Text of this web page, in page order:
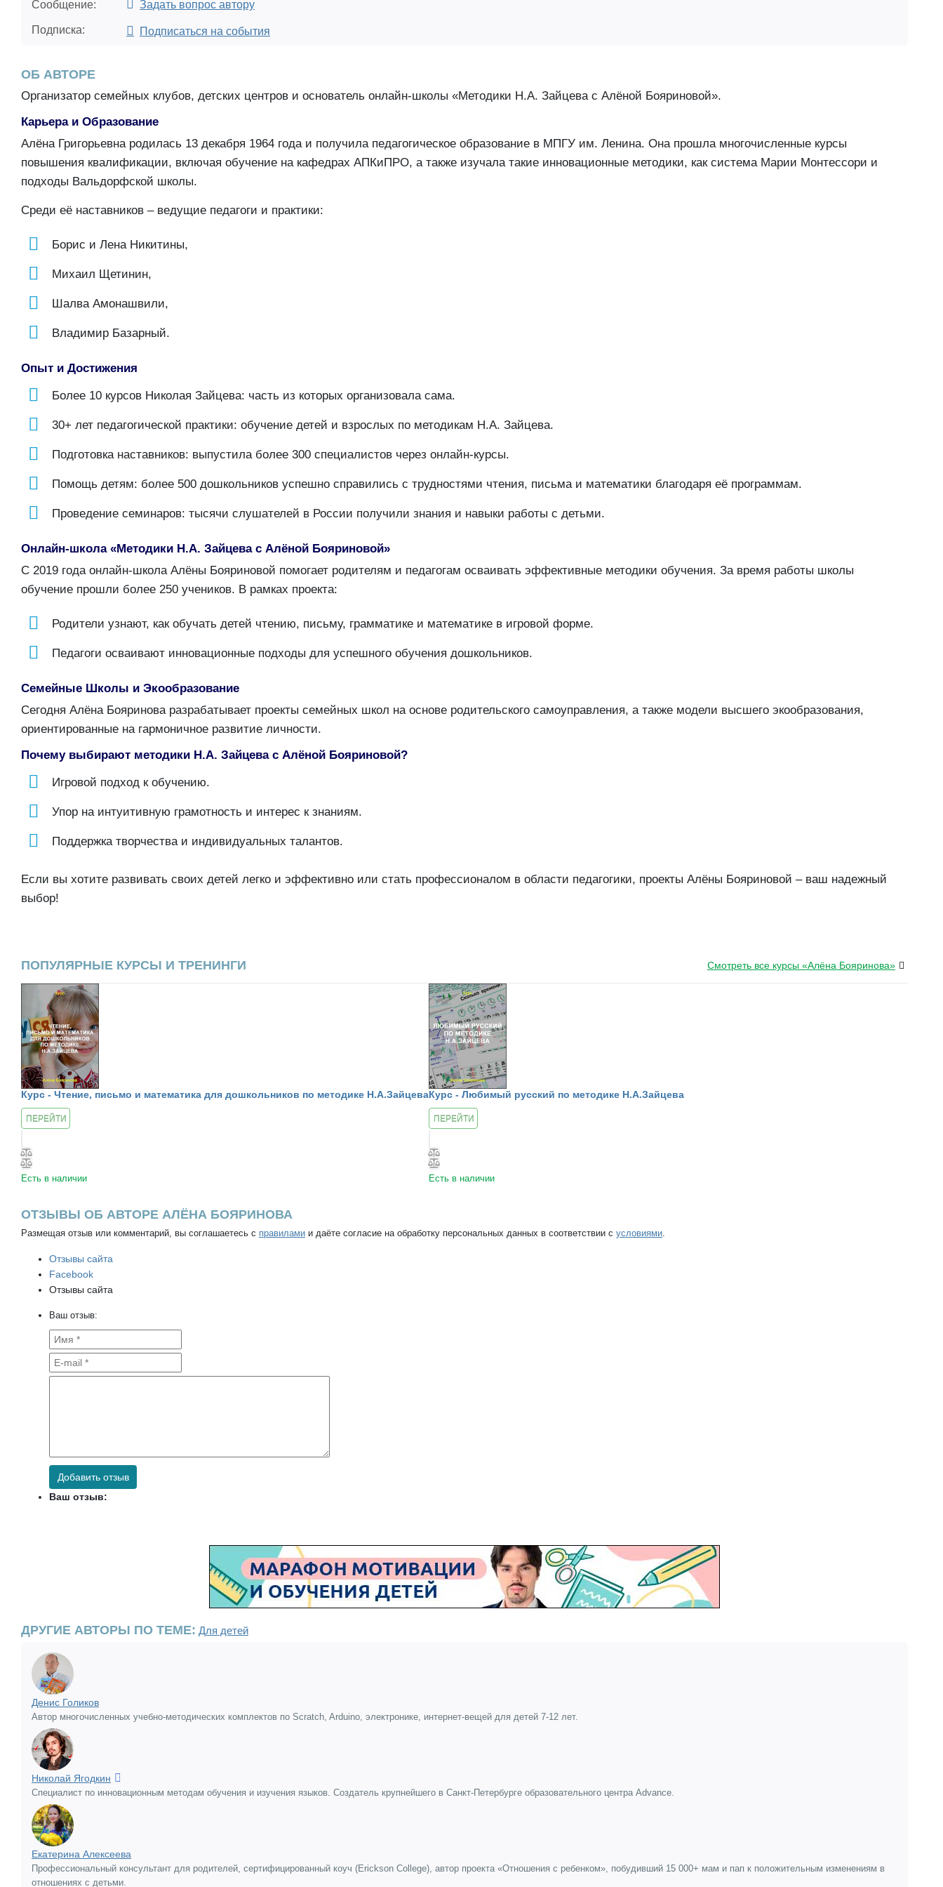
Сообщение: Задать вопрос автору
Подписка: Подписаться на события
ОБ АВТОРЕ
Организатор семейных клубов, детских центров и основатель онлайн-школы «Методики Н.А. Зайцева с Алёной Бояриновой».
Карьера и Образование
Алёна Григорьевна родилась 13 декабря 1964 года и получила педагогическое образование в МПГУ им. Ленина. Она прошла многочисленные курсы
повышения квалификации, включая обучение на кафедрах АПКиПРО, а также изучала такие инновационные методики, как система Марии Монтессори и
подходы Вальдорфской школы.
Среди её наставников – ведущие педагоги и практики:
Борис и Лена Никитины,
Михаил Щетинин,
Шалва Амонашвили,
Владимир Базарный.
Опыт и Достижения
Более 10 курсов Николая Зайцева: часть из которых организовала сама.
30+ лет педагогической практики: обучение детей и взрослых по методикам Н.А. Зайцева.
Подготовка наставников: выпустила более 300 специалистов через онлайн-курсы.
Помощь детям: более 500 дошкольников успешно справились с трудностями чтения, письма и математики благодаря её программам.
Проведение семинаров: тысячи слушателей в России получили знания и навыки работы с детьми.
Онлайн-школа «Методики Н.А. Зайцева с Алёной Бояриновой»
С 2019 года онлайн-школа Алёны Бояриновой помогает родителям и педагогам осваивать эффективные методики обучения. За время работы школы
обучение прошли более 250 учеников. В рамках проекта:
Родители узнают, как обучать детей чтению, письму, грамматике и математике в игровой форме.
Педагоги осваивают инновационные подходы для успешного обучения дошкольников.
Семейные Школы и Экообразование
Сегодня Алёна Бояринова разрабатывает проекты семейных школ на основе родительского самоуправления, а также модели высшего экообразования,
ориентированные на гармоничное развитие личности.
Почему выбирают методики Н.А. Зайцева с Алёной Бояриновой?
Игровой подход к обучению.
Упор на интуитивную грамотность и интерес к знаниям.
Поддержка творчества и индивидуальных талантов.
Если вы хотите развивать своих детей легко и эффективно или стать профессионалом в области педагогики, проекты Алёны Бояриновой – ваш надежный
выбор!
ПОПУЛЯРНЫЕ КУРСЫ И ТРЕНИНГИ Смотреть все курсы «Алёна Бояринова»
Курс - Чтение, письмо и математика для дошкольников по методике Н.А.Зайцева
ПЕРЕЙТИ
Есть в наличии
Курс - Любимый русский по методике Н.А.Зайцева
ПЕРЕЙТИ
Есть в наличии
ОТЗЫВЫ ОБ АВТОРЕ АЛЁНА БОЯРИНОВА
Размещая отзыв или комментарий, вы соглашаетесь с правилами и даёте согласие на обработку персональных данных в соответствии с условиями.
Отзывы сайта
Facebook
Отзывы сайта
Ваш отзыв:
Добавить отзыв
Ваш отзыв:
ДРУГИЕ АВТОРЫ ПО ТЕМЕ: Для детей
Денис Голиков
Автор многочисленных учебно-методических комплектов по Scratch, Arduino, электронике, интернет-вещей для детей 7-12 лет.
Николай Ягодкин
Специалист по инновационным методам обучения и изучения языков. Создатель крупнейшего в Санкт-Петербурге образовательного центра Advance.
Екатерина Алексеева
Профессиональный консультант для родителей, сертифицированный коуч (Erickson College), автор проекта «Отношения с ребенком», побудивший 15 000+ мам и пап к положительным изменениям в
отношениях с детьми.